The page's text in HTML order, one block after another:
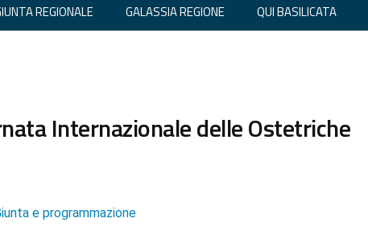
REGIONALE GALASSIA REGIONE QUI BASILICATA
Internazionale delle Ostetriche
e programmazione